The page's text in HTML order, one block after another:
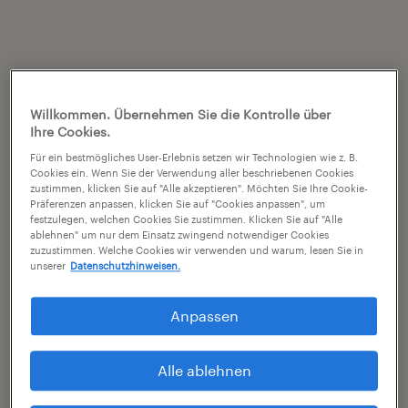
Willkommen. Übernehmen Sie die Kontrolle über
Ihre Cookies.
Für ein bestmögliches User-Erlebnis setzen wir Technologien wie z. B.
Cookies ein. Wenn Sie der Verwendung aller beschriebenen Cookies
zustimmen, klicken Sie auf "Alle akzeptieren". Möchten Sie Ihre Cookie-
Präferenzen anpassen, klicken Sie auf "Cookies anpassen", um
festzulegen, welchen Cookies Sie zustimmen. Klicken Sie auf "Alle
ablehnen" um nur dem Einsatz zwingend notwendiger Cookies
zuzustimmen. Welche Cookies wir verwenden und warum, lesen Sie in
unserer Datenschutzhinweisen.
Anpassen
Alle ablehnen